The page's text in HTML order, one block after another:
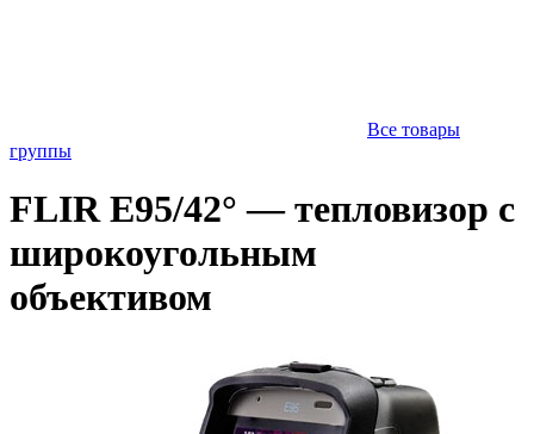
Все товары
группы
FLIR E95/42° — тепловизор с
широкоугольным
объективом